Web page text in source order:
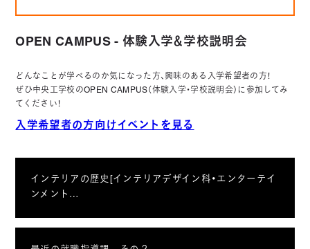
OPEN CAMPUS - 体験入学＆学校説明会
どんなことが学べるのか気になった方、興味のある入学希望者の方！
ぜひ中央工学校のOPEN CAMPUS（体験入学・学校説明会）に参加してみ
てください！
入学希望者の方向けイベントを見る
インテリアの歴史[インテリアデザイン科・エンターテイ
ンメント…